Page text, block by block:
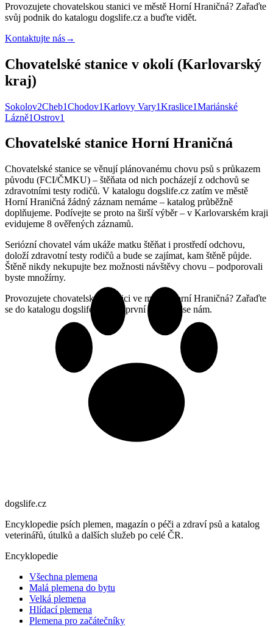
Provozujete chovatelskou stanici ve městě Horní Hraničná? Zařaďte
svůj podnik do katalogu dogslife.cz a buďte vidět.
Kontaktujte nás→
Chovatelské stanice v okolí (Karlovarský
kraj)
Sokolov2Cheb1Chodov1Karlovy Vary1Kraslice1Mariánské
Lázně1Ostrov1
Chovatelské stanice Horní Hraničná
Chovatelské stanice se věnují plánovanému chovu psů s průkazem
původu (FCI/ČMKU) – štěňata od nich pocházejí z odchovů se
zdravotními testy rodičů. V katalogu dogslife.cz zatím ve městě
Horní Hraničná žádný záznam nemáme – katalog průběžně
doplňujeme. Podívejte se proto na širší výběr – v Karlovarském kraji
evidujeme 8 ověřených záznamů.
Seriózní chovatel vám ukáže matku štěňat i prostředí odchovu,
doloží zdravotní testy rodičů a bude se zajímat, kam štěně půjde.
Štěně nikdy nekupujte bez možnosti návštěvy chovu – podporovali
byste množírny.
Provozujete chovatelskou stanici ve městě Horní Hraničná? Zařaďte
se do katalogu dogslife.cz jako první – ozvěte se nám.
dogslife.cz
Encyklopedie psích plemen, magazín o péči a zdraví psů a katalog
veterinářů, útulků a dalších služeb po celé ČR.
Encyklopedie
Všechna plemena
Malá plemena do bytu
Velká plemena
Hlídací plemena
Plemena pro začátečníky